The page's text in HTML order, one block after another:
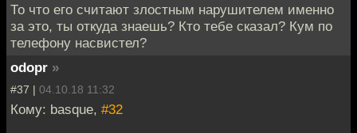
То что его считают злостным нарушителем именно
за это, ты откуда знаешь? Кто тебе сказал? Кум по
телефону насвистел?
odopr »
#37 | 04.10.18 11:32
Кому: basque, #32